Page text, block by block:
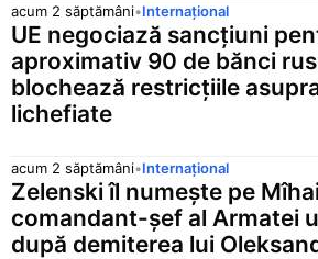
acum 2 săptămâni•Internațional
UE negociază sancțiuni
aproximativ 90 de bănci
blochează restricțiile
lichefiate
acum 2 săptămâni•Internațional
Zelenski îl numește pe
comandant-șef al Armatei
după demiterea lui